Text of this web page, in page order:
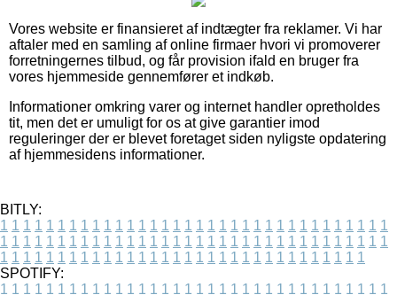
Vores website er finansieret af indtægter fra reklamer. Vi har
aftaler med en samling af online firmaer hvori vi promoverer
forretningernes tilbud, og får provision ifald en bruger fra
vores hjemmeside gennemfører et indkøb.
Informationer omkring varer og internet handler opretholdes
tit, men det er umuligt for os at give garantier imod
reguleringer der er blevet foretaget siden nyligste opdatering
af hjemmesidens informationer.
BITLY:
1 1 1 1 1 1 1 1 1 1 1 1 1 1 1 1 1 1 1 1 1 1 1 1 1 1 1 1 1 1 1 1 1 1
1 1 1 1 1 1 1 1 1 1 1 1 1 1 1 1 1 1 1 1 1 1 1 1 1 1 1 1 1 1 1 1 1 1
1 1 1 1 1 1 1 1 1 1 1 1 1 1 1 1 1 1 1 1 1 1 1 1 1 1 1 1 1 1 1 1
SPOTIFY:
1 1 1 1 1 1 1 1 1 1 1 1 1 1 1 1 1 1 1 1 1 1 1 1 1 1 1 1 1 1 1 1 1 1